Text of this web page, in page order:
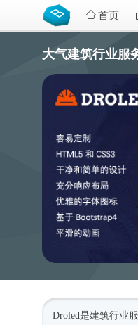
首页
大气建筑行业服
Droled是建筑行业